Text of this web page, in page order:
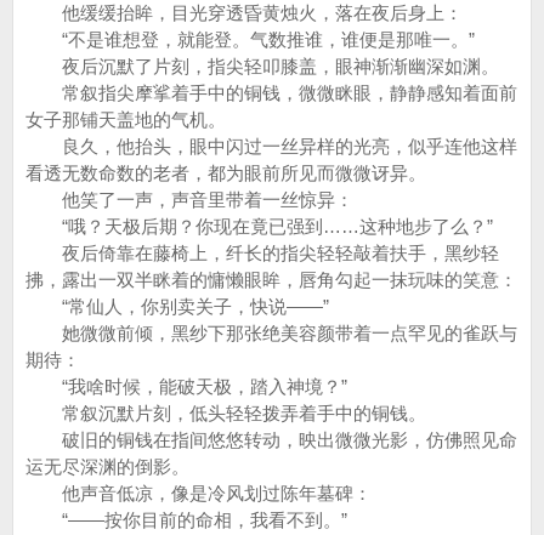
他缓缓抬眸，目光穿透昏黄烛火，落在夜后身上：
“不是谁想登，就能登。气数推谁，谁便是那唯一。”
夜后沉默了片刻，指尖轻叩膝盖，眼神渐渐幽深如渊。
常叙指尖摩挲着手中的铜钱，微微眯眼，静静感知着面前
女子那铺天盖地的气机。
良久，他抬头，眼中闪过一丝异样的光亮，似乎连他这样
看透无数命数的老者，都为眼前所见而微微讶异。
他笑了一声，声音里带着一丝惊异：
“哦？天极后期？你现在竟已强到……这种地步了么？”
夜后倚靠在藤椅上，纤长的指尖轻轻敲着扶手，黑纱轻
拂，露出一双半眯着的慵懒眼眸，唇角勾起一抹玩味的笑意：
“常仙人，你别卖关子，快说——”
她微微前倾，黑纱下那张绝美容颜带着一点罕见的雀跃与
期待：
“我啥时候，能破天极，踏入神境？”
常叙沉默片刻，低头轻轻拨弄着手中的铜钱。
破旧的铜钱在指间悠悠转动，映出微微光影，仿佛照见命
运无尽深渊的倒影。
他声音低凉，像是冷风划过陈年墓碑：
“——按你目前的命相，我看不到。”